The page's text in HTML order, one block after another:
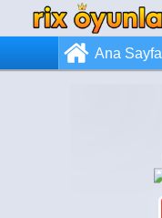
Ana Sayfa